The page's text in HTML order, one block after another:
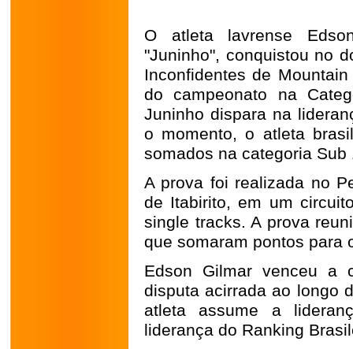
O atleta lavrense
"Juninho", conquistou no
Inconfidentes de
do campeonato na
Juninho dispara na
o momento, o atleta
somados na categoria Sub
A prova foi realizada no
de Itabirito, em um
single tracks. A prova
que somaram pontos para
Edson Gilmar venceu a
disputa acirrada ao longo
atleta assume a
liderança do Ranking